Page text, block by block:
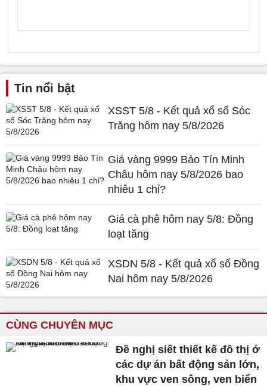
Tin nổi bật
XSST 5/8 - Kết quả xổ số Sóc
Trăng hôm nay 5/8/2026
Giá vàng 9999 Bảo Tín Minh
Châu hôm nay 5/8/2026 bao
nhiêu 1 chỉ?
Giá cà phê hôm nay 5/8: Đồng
loạt tăng
XSDN 5/8 - Kết quả xổ số Đồng
Nai hôm nay 5/8/2026
CÙNG CHUYÊN MỤC
Đề nghị siết thiết kế đô thị ở
các dự án bất động sản lớn,
khu vực ven sông, ven biển